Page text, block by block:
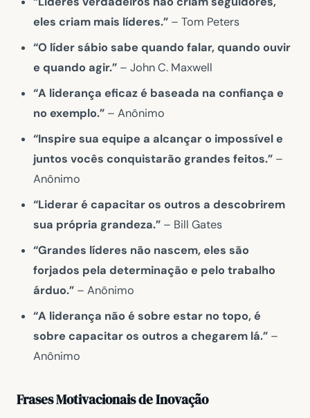
eles criam mais líderes.” – Tom Peters
“O líder sábio sabe quando falar, quando ouvir
e quando agir.” – John C. Maxwell
“A liderança eficaz é baseada na confiança e
no exemplo.” – Anônimo
“Inspire sua equipe a alcançar o impossível e
juntos vocês conquistarão grandes feitos.” –
Anônimo
“Liderar é capacitar os outros a descobrirem
sua própria grandeza.” – Bill Gates
“Grandes líderes não nascem, eles são
forjados pela determinação e pelo trabalho
árduo.” – Anônimo
“A liderança não é sobre estar no topo, é
sobre capacitar os outros a chegarem lá.” –
Anônimo
Frases Motivacionais de Inovação